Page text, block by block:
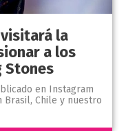
la
a los
Stones
en Instagram
Brasil, Chile y nuestro